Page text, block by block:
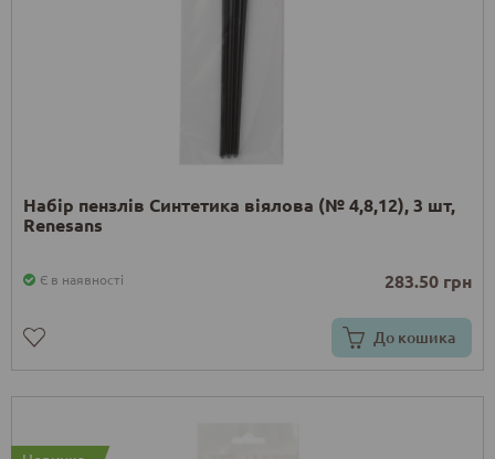
Набір пензлів Синтетика віялова (№ 4,8,12), 3 шт,
Renesans
Є в наявності 283.50 грн
До кошика